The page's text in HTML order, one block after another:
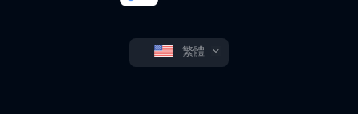
繁體